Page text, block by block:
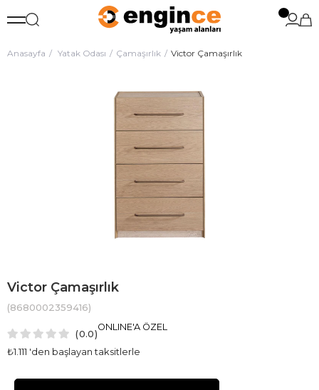
Anasayfa Yatak Odası Çamaşırlık Victor Çamaşırlık
Victor Çamaşırlık
(8680002359416)
0.0
₺1.111 'den başlayan taksitlerle
ONLINE'A ÖZEL